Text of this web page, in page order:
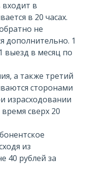
входит в
в 20 часах.
не
дополнительно. 1
выезд в месяц по
а также третий
сторонами
израсходовании
сверх 20
из
40 рублей за